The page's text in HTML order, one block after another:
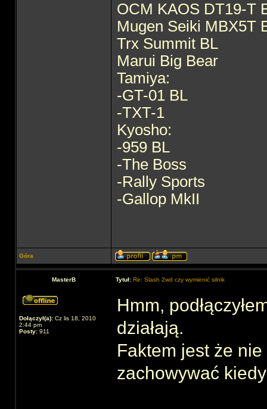
OCM KAOS DT19-T
Mugen Seiki MBX5T
Trx Summit BL
Marui Big Bear
Tamiya:
-GT-01 BL
-TXT-1
Kyosho:
-959 BL
-The Boss
-Rally Sports
-Gallop MkII
Góra
MasterB Tytuł: Re: Slash 2wd czy wymienić silnik
Dołączył(a): Cz lis 18, 2010
2:44 pm
Posty: 911
Hmm,
działają.
Faktem jest że
zachowywać